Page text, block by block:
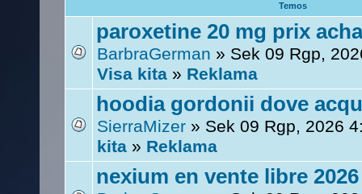
Temos
paroxetine 20 mg prix
BarbraGerman » Sek 09 Rgp,
Visa kita » Reklama
hoodia gordonii dove
SierraMizer » Sek 09 Rgp, 2026
kita » Reklama
nexium en vente libre 2026